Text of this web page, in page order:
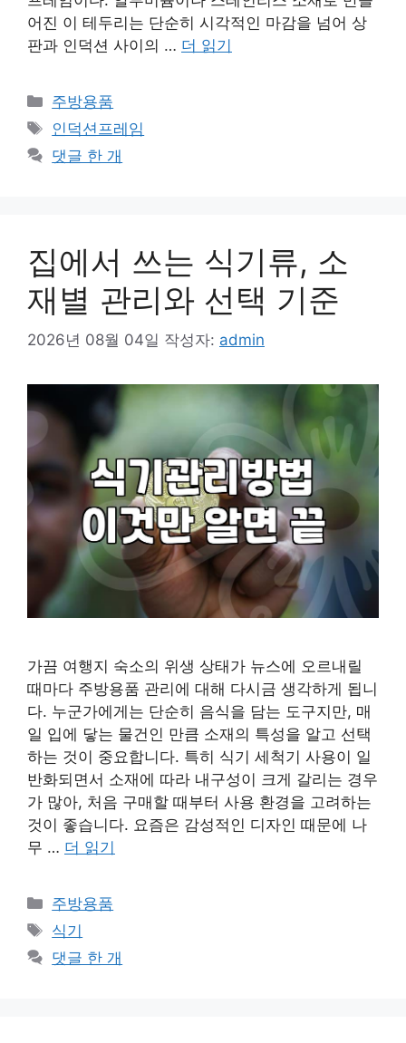
어진 이 테두리는 단순히 시각적인 마감을 넘어 상
판과 인덕션 사이의 … 더 읽기
카
테
리
주방용품
태
그
인덕션프레임
댓글 한 개
집에서 쓰는 식기류, 소
재별 관리와 선택 기준
2026년 08월 04일 작성자: admin
가끔 여행지 숙소의 위생 상태가 뉴스에 오르내릴
때마다 주방용품 관리에 대해 다시금 생각하게 됩니
다. 누군가에게는 단순히 음식을 담는 도구지만, 매
일 입에 닿는 물건인 만큼 소재의 특성을 알고 선택
하는 것이 중요합니다. 특히 식기 세척기 사용이 일
반화되면서 소재에 따라 내구성이 크게 갈리는 경우
가 많아, 처음 구매할 때부터 사용 환경을 고려하는
것이 좋습니다. 요즘은 감성적인 디자인 때문에 나
무 … 더 읽기
카
테
리
주방용품
태
그
식기
댓글 한 개